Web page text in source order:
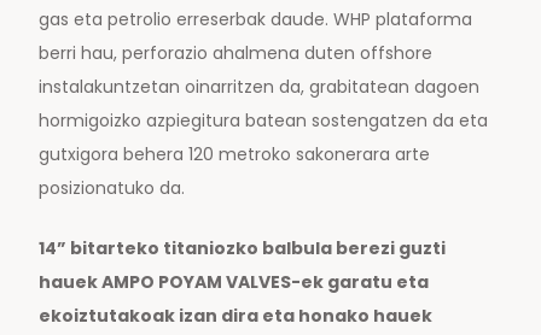
gas eta petrolio erreserbak daude. WHP plataforma
berri hau, perforazio ahalmena duten offshore
instalakuntzetan oinarritzen da, grabitatean dagoen
hormigoizko azpiegitura batean sostengatzen da eta
gutxigora behera 120 metroko sakonerara arte
posizionatuko da.
14” bitarteko titaniozko balbula berezi guzti
hauek AMPO POYAM VALVES-ek garatu eta
ekoiztutakoak izan dira eta honako hauek